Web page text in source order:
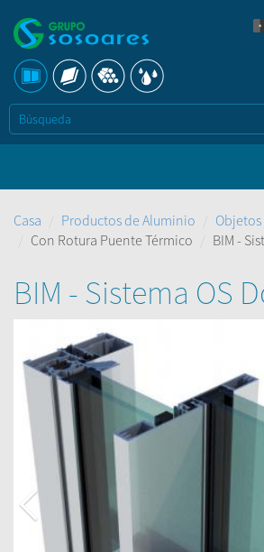
Casa Productos de Aluminio
Objetos
Con Rotura Puente Térmico
BIM -
BIM - Sistema OS